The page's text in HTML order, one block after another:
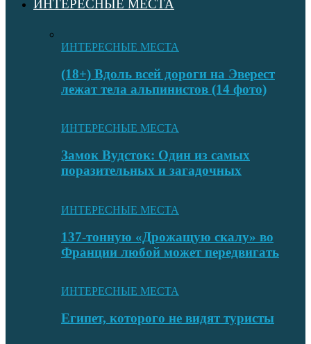
ИНТЕРЕСНЫЕ МЕСТА
(18+) Вдоль всей дороги на Эверест
лежат тела альпинистов (14 фото)
ИНТЕРЕСНЫЕ МЕСТА
Замок Вудсток: Один из самых
поразительных и загадочных
ИНТЕРЕСНЫЕ МЕСТА
137-тонную «Дрожащую скалу» во
Франции любой может передвигать
ИНТЕРЕСНЫЕ МЕСТА
Египет, которого не видят туристы